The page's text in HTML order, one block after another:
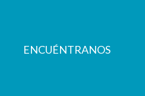
ENCUÉNTRANOS